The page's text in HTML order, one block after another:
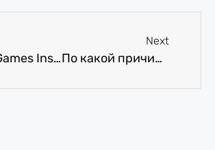
Casino Games Instant Payments: A Comprehensive Review
Next
По какой причине отдельные индивиды склонны по отношению к обновлению